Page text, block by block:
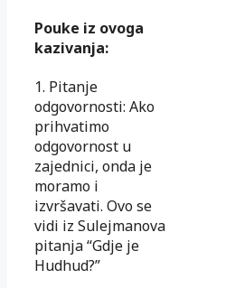
Pouke iz ovoga
kazivanja:
1. Pitanje
odgovornosti: Ako
prihvatimo
odgovornost u
zajednici, onda je
moramo i
izvršavati. Ovo se
vidi iz Sulejmanova
pitanja “Gdje je
Hudhud?”